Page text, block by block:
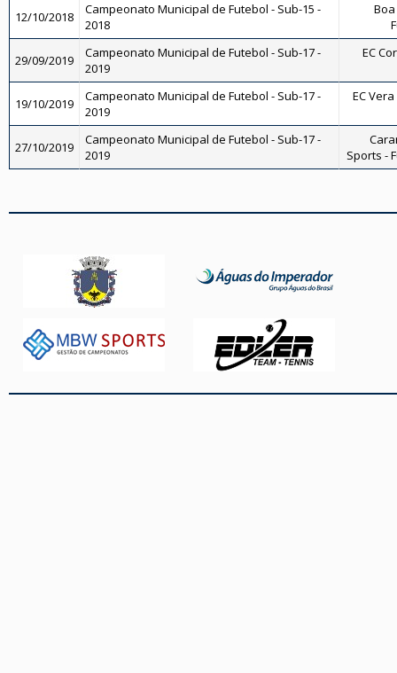
12/10/2018
Campeonato Municipal de Futebol - Sub-15 -
2018
Boa
29/09/2019
Campeonato Municipal de Futebol - Sub-17 -
2019
EC
19/10/2019
Campeonato Municipal de Futebol - Sub-17 -
2019
EC
27/10/2019
Campeonato Municipal de Futebol - Sub-17 -
2019
Sports -